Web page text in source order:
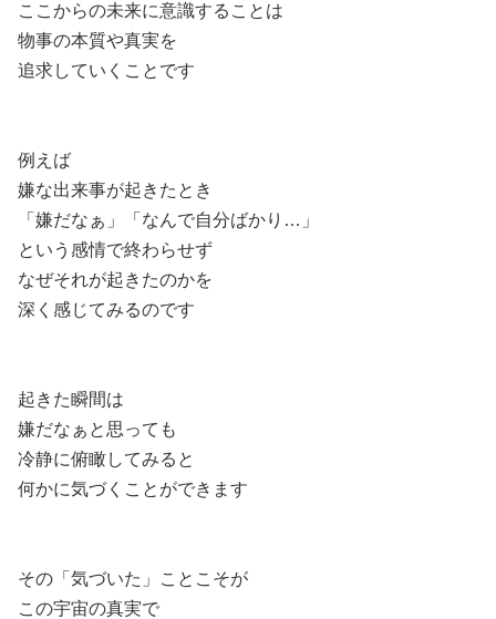
ここからの未来に意識することは
物事の本質や真実を
追求していくことです
例えば
嫌な出来事が起きたとき
「嫌だなぁ」「なんで自分ばかり…」
という感情で終わらせず
なぜそれが起きたのかを
深く感じてみるのです
起きた瞬間は
嫌だなぁと思っても
冷静に俯瞰してみると
何かに気づくことができます
その「気づいた」ことこそが
この宇宙の真実で